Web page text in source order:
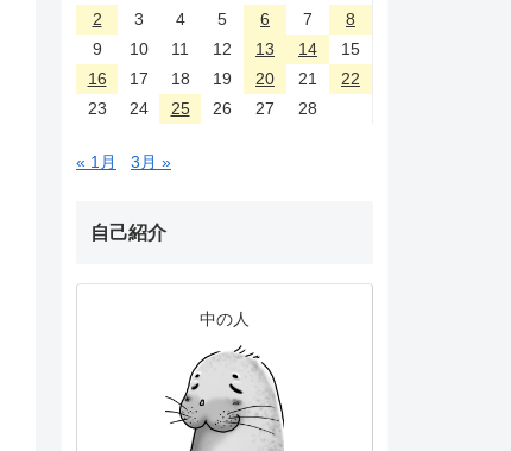
2
3 4 5 6 7
8
9
10 11 12 13 14
15
16
17 18 19 20 21
22
23
24 25 26 27 28
« 1月 3月 »
自己紹介
中の人